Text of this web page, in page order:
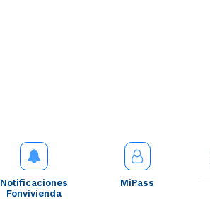
Notificaciones
Fonvivienda
MiPass